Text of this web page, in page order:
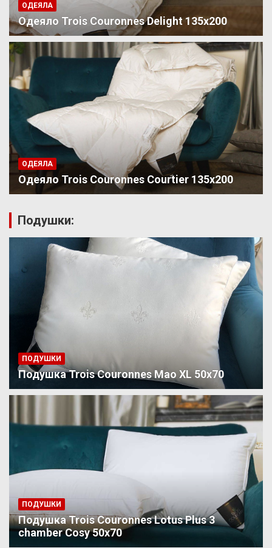
ОДЕЯЛА
Одеяло Trois Couronnes Delight 135х200
ОДЕЯЛА
Одеяло Trois Couronnes Courtier 135х200
Подушки:
ПОДУШКИ
Подушка Trois Couronnes Mao XL 50х70
ПОДУШКИ
Подушка Trois Couronnes Lotus Plus 3
chamber Cosy 50х70